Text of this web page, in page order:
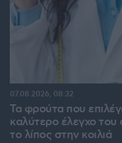
Τα φρούτα που
καλύτερο έλεγχο του
το λίπος στην κοιλιά
07.08.2026, 08:32